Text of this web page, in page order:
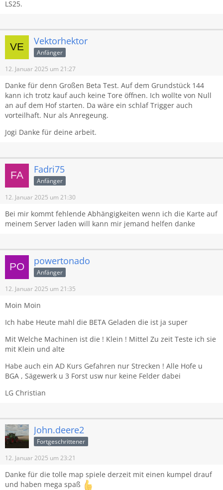
LS25.
Vektorhektor
Anfänger
12. Januar 2025 um 21:27
Danke für denn Großen Beta Test. Auf dem Grundstück 144
kann ich trotz kauf auch keine Tore öffnen. Ich wollte von Null
an auf dem Hof starten. Da wäre ein schlaf Trigger auch
vorteilhaft. Nur als Anregeung.
Jogi Danke für deine arbeit.
Fadri75
Anfänger
12. Januar 2025 um 21:30
Bei mir kommt fehlende Abhängigkeiten wenn ich die Karte auf
meinem Server laden will kann mir jemand helfen danke
powertonado
Anfänger
12. Januar 2025 um 21:35
Moin Moin
Ich habe Heute mahl die BETA Geladen die ist ja super
Mit Welche Machinen ist die ! Klein ! Mittel Zu zeit Teste ich sie
mit Klein und alte
Habe auch ein AD Kurs Gefahren nur Strecken ! Alle Hofe u
BGA , Sägewerk u 3 Forst usw nur keine Felder dabei
LG Christian
John.deere2
Fortgeschrittener
12. Januar 2025 um 23:21
Danke für die tolle map spiele derzeit mit einen kumpel drauf
und haben mega spaß